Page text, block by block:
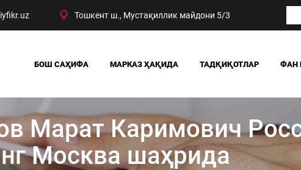
Тошкент ш., Мустақиллик майдони 5/3
БОШ САҲИФА МАРКАЗ ҲАҚИДА
БИЗНИНГ ЮТУҚЛАРИМИЗ
РАҲБАРИЯТ
МАРКАЗ ТУЗИЛМАСИ
ТАДҚИҚОТЛАР
ЖАМИЯТ
ИҚТИСОДИЁТ
DIGITAL
ФАН
Марат Каримович
Москва шаҳрида